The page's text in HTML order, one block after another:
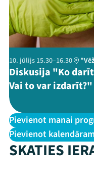
10. jūlijs 15.30–16.30
Diskusija "Ko
Vai to var izdarīt?"
Pievienot manai
Pievienot kalendāram
SKATIES